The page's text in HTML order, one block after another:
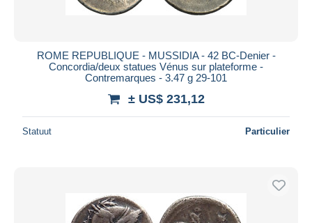
ROME REPUBLIQUE - MUSSIDIA - 42 BC-Denier -
Concordia/deux statues Vénus sur plateforme -
Contremarques - 3.47 g 29-101
± US$ 231,12
Statuut Particulier